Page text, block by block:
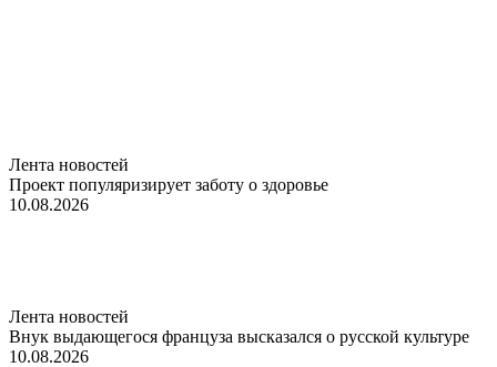
Лента новостей
Проект популяризирует заботу о здоровье
10.08.2026
Лента новостей
Внук выдающегося француза высказался о русской культуре
10.08.2026